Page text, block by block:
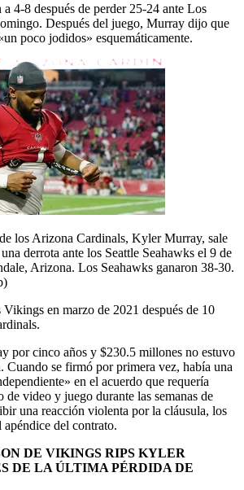
4-8 después de perder 25-24 ante Los
Después del juego, Murray dijo que
poco jodidos» esquemáticamente.
los Arizona Cardinals, Kyler Murray, sale
derrota ante los Seattle Seahawks el 9 de
Arizona. Los Seahawks ganaron 38-30.
en marzo de 2021 después de 10
por cinco años y $230.5 millones no estuvo
Cuando se firmó por primera vez, había una
en el acuerdo que requería
de video y juego durante las semanas de
una reacción violenta por la cláusula, los
del contrato.
DE VIKINGS RIPS KYLER
DE LA ÚLTIMA PÉRDIDA DE